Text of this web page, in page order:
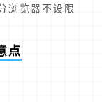
浏览器不设限
点